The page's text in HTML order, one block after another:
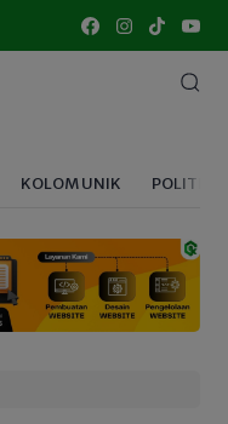
KOLOM UNIK POLITIK